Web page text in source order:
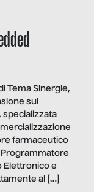
Tema Sinergie,
sul
specializzata
farmaceutico
Programmatore
Elettronico e
al […]